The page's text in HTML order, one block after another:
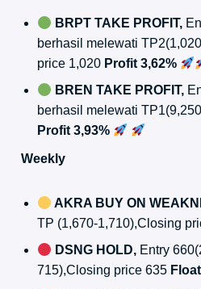
BRPT TAKE PROFIT,
berhasil melewati
price 1,020 Profit 3,62%
BREN TAKE PROFIT,
berhasil melewati
Profit 3,93%
Weekly
AKRA BUY ON
TP (1,670-1,710),Closing
DSNG HOLD, Entry
715),Closing price 635